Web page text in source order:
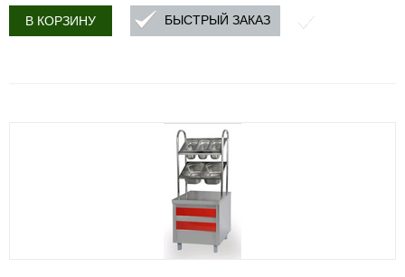
В КОРЗИНУ БЫСТРЫЙ ЗАКАЗ